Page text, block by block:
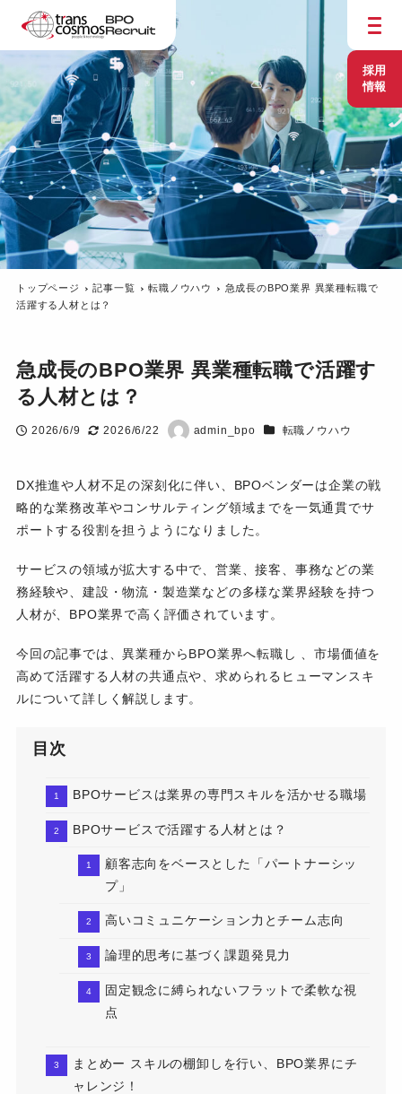
採用
情報
トップページ 記事一覧 転職ノウハウ
急成長のBPO業界 異業種転職で
活躍する人材とは？
急成長のBPO業界 異業種転職で活躍す
る人材とは？
投稿日
2026/6/9
更新日
2026/6/22
著
admin_bpo カテゴリー
転職ノウハウ
DX推進や人材不足の深刻化に伴い、BPOベンダーは企業の戦
略的な業務改革やコンサルティング領域までを一気通貫でサ
ポートする役割を担うようになりました。
サービスの領域が拡大する中で、営業、接客、事務などの業
務経験や、建設・物流・製造業などの多様な業界経験を持つ
人材が、BPO業界で高く評価されています。
今回の記事では、異業種からBPO業界へ転職し 、市場価値を
高めて活躍する人材の共通点や、求められるヒューマンスキ
ルについて詳しく解説します。
目次
BPOサービスは業界の専門スキルを活かせる職場
BPOサービスで活躍する人材とは？
顧客志向をベースとした「パートナーシッ
プ」
高いコミュニケーション力とチーム志向
論理的思考に基づく課題発見力
固定観念に縛られないフラットで柔軟な視
点
まとめー スキルの棚卸しを行い、BPO業界にチ
ャレンジ！